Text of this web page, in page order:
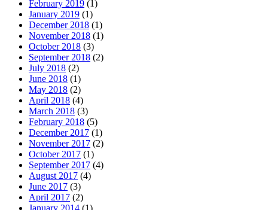
February 2019 (1)
January 2019 (1)
December 2018 (1)
November 2018 (1)
October 2018 (3)
September 2018 (2)
July 2018 (2)
June 2018 (1)
May 2018 (2)
April 2018 (4)
March 2018 (3)
February 2018 (5)
December 2017 (1)
November 2017 (2)
October 2017 (1)
September 2017 (4)
August 2017 (4)
June 2017 (3)
April 2017 (2)
January 2014 (1)